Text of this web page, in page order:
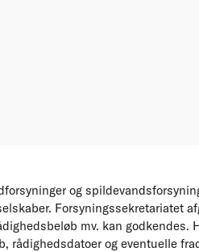
og
Forsyningssekretariatet
mv. kan godkendes.
rådighedsdatoer og eventuelle